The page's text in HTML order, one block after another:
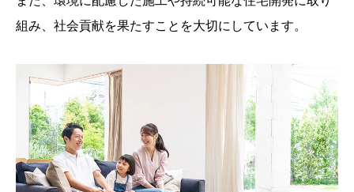
組み、社会貢献を果たすことを大切にしています。